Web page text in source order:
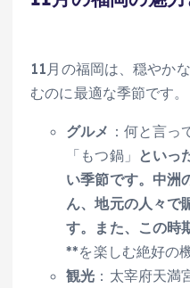
11月の福岡は、穏やか
むのに最適な季節です。
グルメ ：何と言
「もつ鍋」 といっ
い季節です。中洲
ん、地元の人々で
す。また、この時
**を楽しむ絶好の
観光 ：太宰府天